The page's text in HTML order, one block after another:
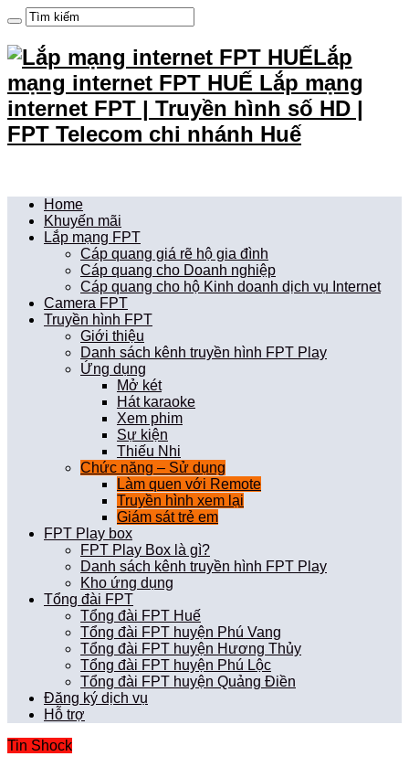
Lắp
mạng internet FPT HUẾ Lắp mạng
internet FPT | Truyền hình số HD |
FPT Telecom chi nhánh Huế
Home
Khuyến mãi
Lắp mạng FPT
Cáp quang giá rẽ hộ gia đình
Cáp quang cho Doanh nghiệp
Cáp quang cho hộ Kinh doanh dịch vụ Internet
Camera FPT
Truyền hình FPT
Giới thiệu
Danh sách kênh truyền hình FPT Play
Ứng dụng
Mở két
Hát karaoke
Xem phim
Sự kiện
Thiếu Nhi
Chức năng – Sử dụng
Làm quen với Remote
Truyền hình xem lại
Giám sát trẻ em
FPT Play box
FPT Play Box là gì?
Danh sách kênh truyền hình FPT Play
Kho ứng dụng
Tổng đài FPT
Tổng đài FPT Huế
Tổng đài FPT huyện Phú Vang
Tổng đài FPT huyện Hương Thủy
Tổng đài FPT huyện Phú Lộc
Tổng đài FPT huyện Quảng Điền
Đăng ký dịch vụ
Hỗ trợ
Tin Shock